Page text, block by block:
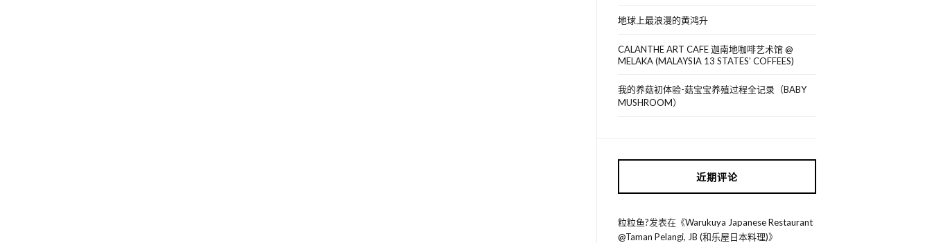
地球上最浪漫的黄鸿升
CALANTHE ART CAFE 迦南地咖啡艺术馆 @
MELAKA (MALAYSIA 13 STATES’ COFFEES)
我的养菇初体验-菇宝宝养殖过程全记录（BABY
MUSHROOM）
近期评论
粒粒鱼?发表在《Warukuya Japanese Restaurant
@Taman Pelangi, JB (和乐屋日本料理)》